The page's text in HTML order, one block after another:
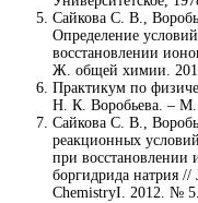
Сайкова С. В.,
Определение
восстановлении
Ж. общей химии.
Практикум по
Н. К. Воробьева. –
Сайкова С. В.,
реакционных
при
боргидрида натрия //
ChemistryI. 2012. №